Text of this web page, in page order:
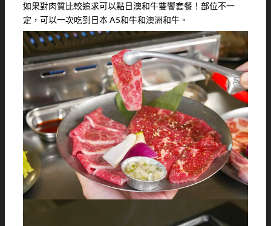
如果對肉質比較追求可以點日澳和牛雙饗套餐！部位不一
定，可以一次吃到日本 A5和牛和澳洲和牛。